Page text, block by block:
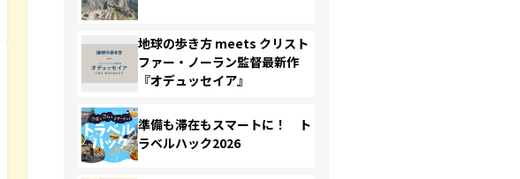
地球の歩き方 meets クリスト
ファー・ノーラン監督最新作
『オデュッセイア』
準備も滞在もスマートに！ ト
ラベルハック2026